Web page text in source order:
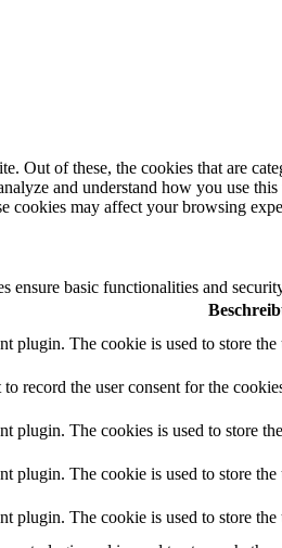
of these, the cookies that are
and understand how you use
cookies may affect your browsing
basic functionalities and
plugin. The cookie is used to store
record the user consent for the
plugin. The cookies is used to store
plugin. The cookie is used to store
plugin. The cookie is used to store